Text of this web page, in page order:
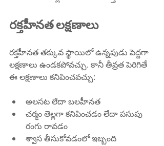
రక్తహీనత లక్షణాలు
రక్తహీనత తక్కువ స్థాయిలో ఉన్నపుడు పెద్దగా
లక్షణాలు ఉండకపోవచ్చు. కానీ తీవ్రత పెరిగితే
ఈ లక్షణాలు కనిపించవచ్చు:
అలసట లేదా బలహీనత
చర్మం తెల్లగా కనిపించడం లేదా పసుపు
రంగు రావడం
శ్వాస తీసుకోవడంలో ఇబ్బంది